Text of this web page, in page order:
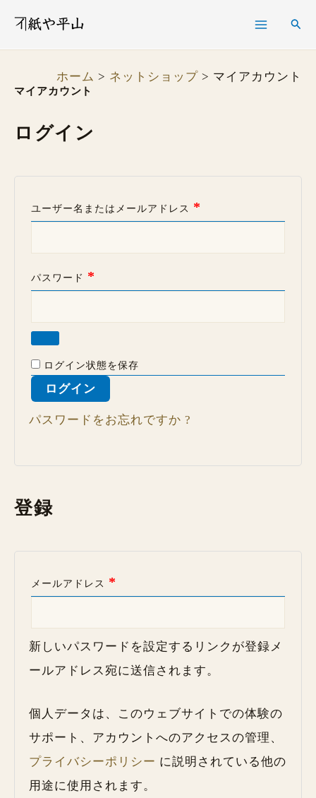
検
索
ホーム ネットショップ マイアカウント
マイアカウント
ログイン
ユーザー名またはメールアドレス *
パスワード *
ログイン状態を保存
ログイン
パスワードをお忘れですか ?
登録
メールアドレス *
新しいパスワードを設定するリンクが登録メ
ールアドレス宛に送信されます。
個人データは、このウェブサイトでの体験の
サポート、アカウントへのアクセスの管理、
プライバシーポリシー に説明されている他の
用途に使用されます。